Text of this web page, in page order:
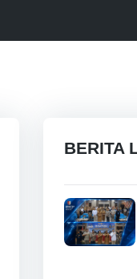
BERITA